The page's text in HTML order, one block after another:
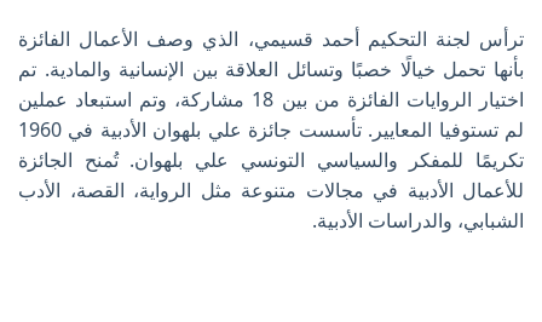
ترأس لجنة التحكيم أحمد قسيمي، الذي وصف الأعمال الفائزة
بأنها تحمل خيالًا خصبًا وتسائل العلاقة بين الإنسانية والمادية. تم
اختيار الروايات الفائزة من بين 18 مشاركة، وتم استبعاد عملين
لم تستوفيا المعايير. تأسست جائزة علي بلهوان الأدبية في 1960
تكريمًا للمفكر والسياسي التونسي علي بلهوان. تُمنح الجائزة
للأعمال الأدبية في مجالات متنوعة مثل الرواية، القصة، الأدب
الشبابي، والدراسات الأدبية.